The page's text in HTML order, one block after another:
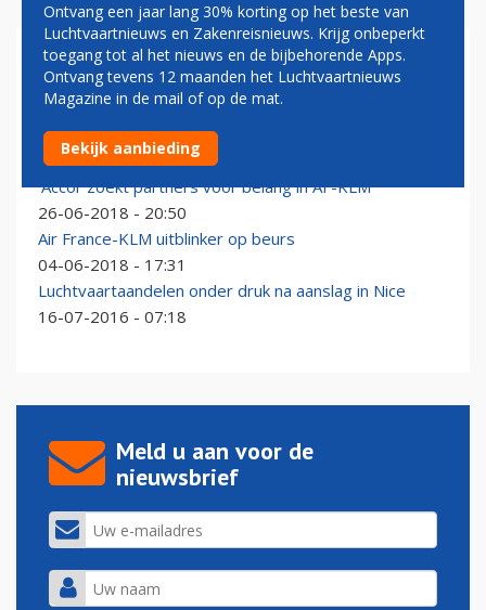
ACCOR
Hotelgroep Accor ziet af van belang in Air France-KLM
26-07-2018 - 10:40
'Accor zoekt partners voor belang in AF-KLM'
26-06-2018 - 20:50
Air France-KLM uitblinker op beurs
04-06-2018 - 17:31
Luchtvaartaandelen onder druk na aanslag in Nice
16-07-2016 - 07:18
Meld u aan voor de
nieuwsbrief
Ontvang een jaar lang 30% korting op het beste van
Luchtvaartnieuws en Zakenreisnieuws. Krijg onbeperkt
toegang tot al het nieuws en de bijbehorende Apps.
Ontvang tevens 12 maanden het Luchtvaartnieuws
Magazine in de mail of op de mat.
Bekijk aanbieding